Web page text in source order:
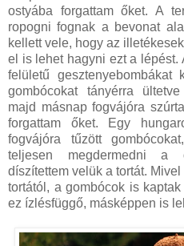
ostyába forgattam őket. A
ropogni fognak a bevonat
kellett vele, hogy az
el is lehet hagyni ezt a lépést.
felületű gesztenyebombákat
gombócokat tányérra
majd másnap fogvájóra
forgattam őket. Egy
fogvájóra tűzött
teljesen megdermedni a
díszítettem velük a tortát.
tortától, a gombócok is
ez ízlésfüggő, másképpen is